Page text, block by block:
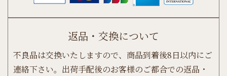
返品・交換について
不良品は交換いたしますので、商品到着後8日以内にご
連絡下さい。出荷手配後のお客様のご都合での返品・